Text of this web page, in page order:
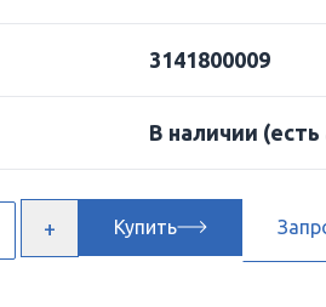
3141800009
В наличии (есть
Купить